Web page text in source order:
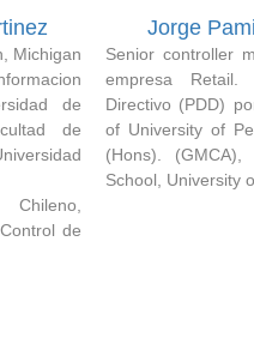
Michigan
de
de
de
Jorge
Senior controller
empresa Retail.
Directivo (PDD)
of University of
(Hons).
School, University